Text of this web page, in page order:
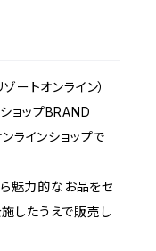
ートオンライン）
ョップBRAND
ラインショップで
魅力的なお品をセ
施したうえで販売し